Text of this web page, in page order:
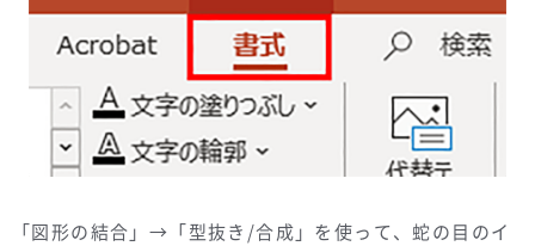
「図形の結合」→「型抜き/合成」を使って、蛇の目のイ